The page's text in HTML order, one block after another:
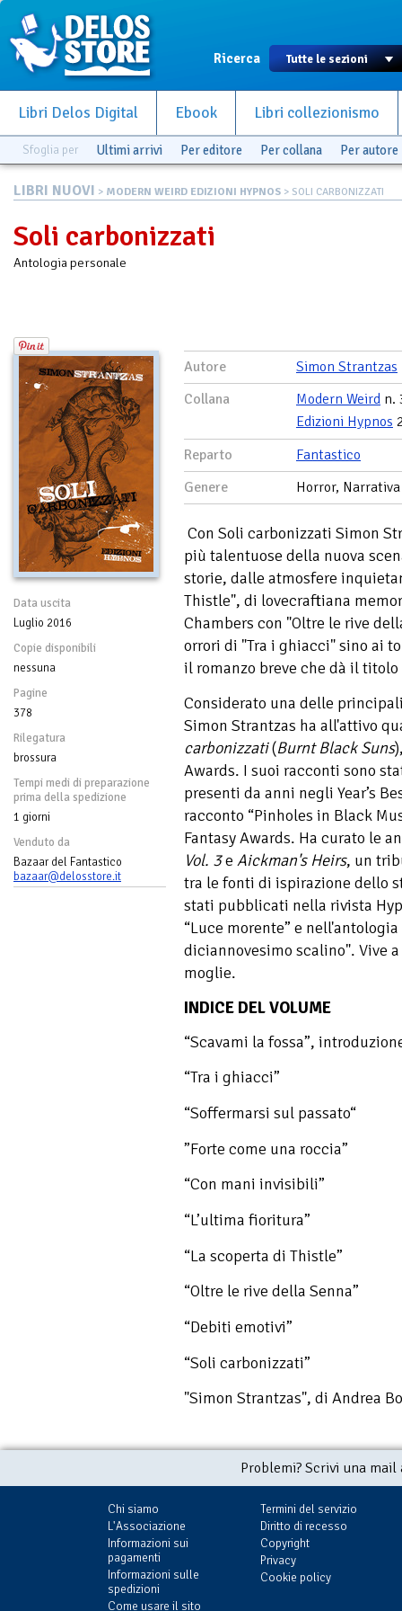
Ricerca
Libri Delos Digital Ebook Libri collezionismo
Sfoglia per Ultimi arrivi Per editore Per collana Per autore
LIBRI NUOVI > MODERN WEIRD EDIZIONI HYPNOS > SOLI CARBONIZZATI
Soli carbonizzati
Antologia personale
Data uscita
Luglio 2016
Copie disponibili
nessuna
Pagine
378
Rilegatura
brossura
Tempi medi di preparazione
prima della spedizione
1 giorni
Venduto da
Bazaar del Fantastico
bazaar@delosstore.it
Autore
Simon Strantzas
Collana
Modern Weird n.
Edizioni Hypnos
Reparto
Fantastico
Genere
Horror, Narrativa
Con Soli carbonizzati Simon
più talentuose della nuova
storie, dalle atmosfere
Thistle", di lovecraftiana
Chambers con "Oltre le rive
orrori di "Tra i ghiacci" sino ai
il romanzo breve che dà il
Considerato una delle
Simon Strantzas ha all'attivo
carbonizzati(Burnt Black Suns
Awards. I suoi racconti sono
presenti da anni negli Year’s
racconto “Pinholes in Black
Fantasy Awards. Ha curato le
Vol. 3e Aickman's Heirs, un
tra le fonti di ispirazione dello
stati pubblicati nella rivista
“Luce morente” e nell'antologia
diciannovesimo scalino". Vive
moglie.
INDICE DEL VOLUME
“Scavami la fossa”,
“Tra i ghiacci”
“Soffermarsi sul passato“
”Forte come una roccia”
“Con mani invisibili”
“L’ultima fioritura”
“La scoperta di Thistle”
“Oltre le rive della Senna”
“Debiti emotivi”
“Soli carbonizzati”
"Simon Strantzas", di Andrea
Problemi? Scrivi una
Chi siamo
L'Associazione
Informazioni sui
pagamenti
Informazioni sulle
spedizioni
Come usare il sito
Termini del servizio
Diritto di recesso
Copyright
Privacy
Cookie policy